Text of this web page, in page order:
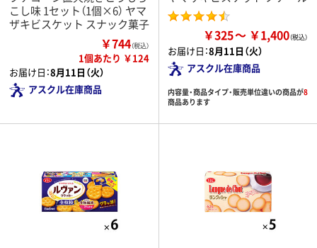
こし味 1セット（1個×6） ヤマ
ザキビスケット スナック菓子
￥744（税込）
1個あたり ￥124
お届け日：8月11日（火）
アスクル在庫商品
￥325 ￥1,400
お届け日：8月11日（火）
アスクル在庫商品
内容量・商品タイプ・販売単位違いの商品が8
商品あります